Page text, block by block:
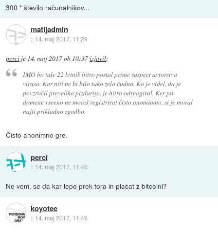
300 * število računalnikov...
matijadmin
:: 14. maj 2017, 11:29
perci je 14. maj 2017 ob 10:37izjavil:
IMO bo tale 22 letnik hitro postal prime suspect avtorstva
virusa. Kar niti ne bi bilo tako zelo čudno. Ko je videl, da je
povzročil preveliko pizdarijo, je hitro odreagiral. Ker pa
domene vseeno ne moreš registrirat čisto anomimno, si je moral
najti prikladno zgodbo.
Čisto anonimno gre.
perci
:: 14. maj 2017, 11:46
Ne vem, se da kar lepo prek tora in placat z bitcoini?
koyotee
:: 14. maj 2017, 11:49